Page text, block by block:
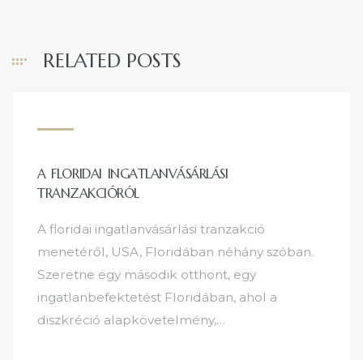
RELATED POSTS
A FLORIDAI INGATLANVÁSÁRLÁSI
TRANZAKCIÓRÓL
A floridai ingatlanvásárlási tranzakció
menetéről, USA, Floridában néhány szóban.
Szeretne egy második otthont, egy
ingatlanbefektetést Floridában, ahol a
diszkréció alapkövetelmény,…